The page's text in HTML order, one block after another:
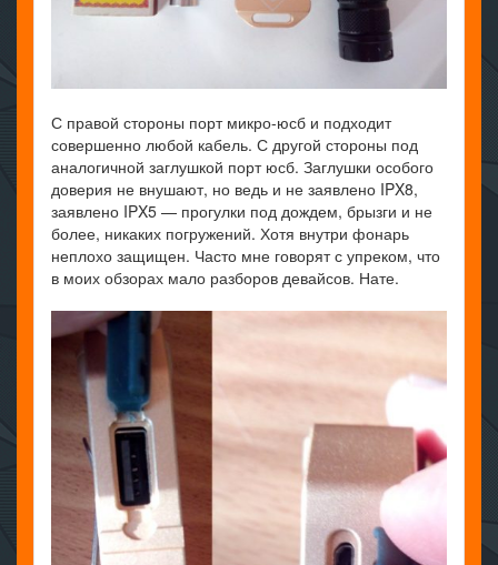
С правой стороны порт микро-юсб и подходит
совершенно любой кабель. С другой стороны под
аналогичной заглушкой порт юсб. Заглушки особого
доверия не внушают, но ведь и не заявлено IPX8,
заявлено IPX5 — прогулки под дождем, брызги и не
более, никаких погружений. Хотя внутри фонарь
неплохо защищен. Часто мне говорят с упреком, что
в моих обзорах мало разборов девайсов. Нате.